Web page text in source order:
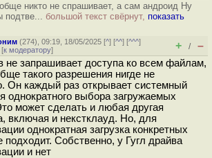
никто не спрашивает, а сам андроид Ну
подтве... большой текст свёрнут, показать
(274), 09:19, 18/05/2025 [^] [^^] [^^^]
к модератору] + / –
не запрашивает доступа ко всем файлам,
такого разрешения нигде не
Он каждый раз открывает системный
однократного выбора загружаемых
может сделать и любая другая
включая и некстклауд. Но, для
однократная загрузка конкретных
подходит. Собственно, у Гугл драйва
и нет